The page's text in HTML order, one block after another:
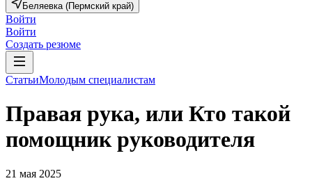
Беляевка (Пермский край)
Войти
Войти
Создать резюме
СтатьиМолодым специалистам
Правая рука, или Кто такой
помощник руководителя
21 мая 2025